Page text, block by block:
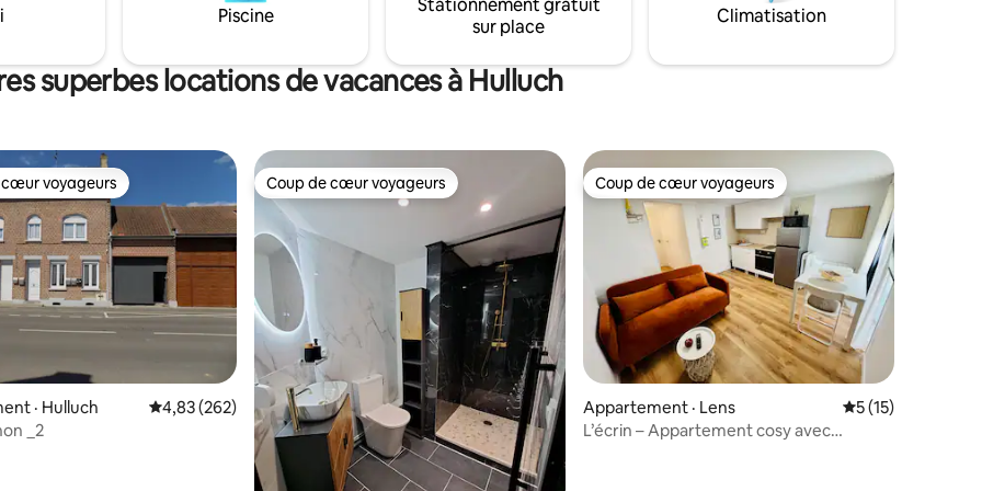
UHD 4K HDR
Piscine
Stationnement gratuit
sur place
Climatisation
superbes locations de vacances à Hulluch
voyageurs
voyageurs
· Hulluch Note moyenne de 4,83 sur 5, 262 commentaires
4,83 (262)
_2
Coup de cœur voyageurs
Coup de cœur voyageurs Coup de cœur voyageurs
Coup de cœur voyageurs
Appartement · Lens Note moyenne
5 (15)
L’écrin – Appartement cosy avec